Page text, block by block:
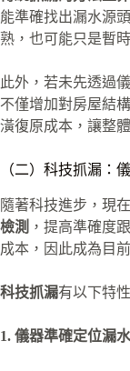
能準確找出漏水源
熟，也可能只是暫
此外，若未先透過
不僅增加對房屋結
潢復原成本，讓整
（二）科技抓漏：
隨著科技進步，現
檢測 ，提高準確度
成本，因此成為目
科技抓漏有以下特
1. 儀器準確定位漏